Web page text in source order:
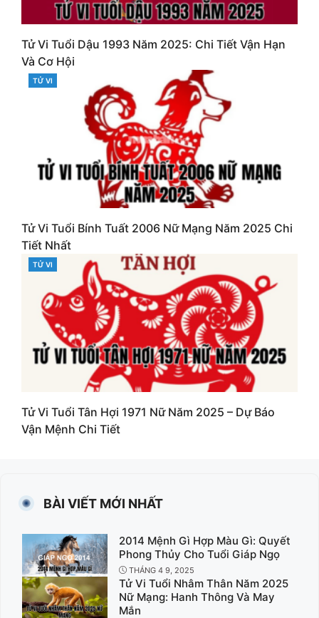
Tử Vi Tuổi Dậu 1993 Năm 2025: Chi Tiết Vận Hạn
Và Cơ Hội
CATEGORIES
TỬ VI
Tử Vi Tuổi Bính Tuất 2006 Nữ Mạng Năm 2025 Chi
Tiết Nhất
CATEGORIES
TỬ VI
Tử Vi Tuổi Tân Hợi 1971 Nữ Năm 2025 – Dự Báo
Vận Mệnh Chi Tiết
BÀI VIẾT MỚI NHẤT
2014 Mệnh Gì Hợp Màu Gì: Quyết
Phong Thủy Cho Tuổi Giáp Ngọ
THÁNG 4 9, 2025
Tử Vi Tuổi Nhâm Thân Năm 2025
Nữ Mạng: Hanh Thông Và May
Mắn